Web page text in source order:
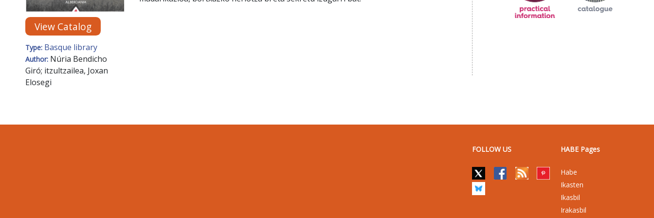
View Catalog
Type: Basque library
Author: Núria Bendicho
Giró; itzultzailea, Joxan
Elosegi
FOLLOW US HABE Pages
Habe
Ikasten
Ikasbil
Irakasbil